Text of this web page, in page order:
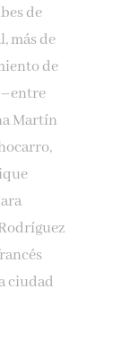
de
más de
de
–entre
Martín
ciudad